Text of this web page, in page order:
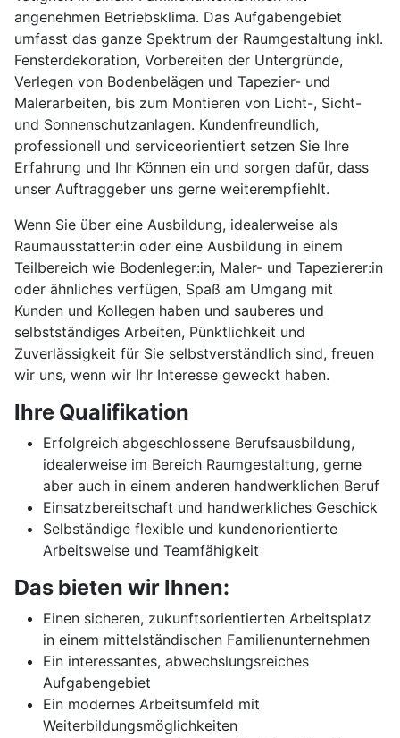
angenehmen Betriebsklima. Das Aufgabengebiet
umfasst das ganze Spektrum der Raumgestaltung inkl.
Fensterdekoration, Vorbereiten der Untergründe,
Verlegen von Bodenbelägen und Tapezier- und
Malerarbeiten, bis zum Montieren von Licht-, Sicht-
und Sonnenschutzanlagen. Kundenfreundlich,
professionell und serviceorientiert setzen Sie Ihre
Erfahrung und Ihr Können ein und sorgen dafür, dass
unser Auftraggeber uns gerne weiterempfiehlt.
Wenn Sie über eine Ausbildung, idealerweise als
Raumausstatter:in oder eine Ausbildung in einem
Teilbereich wie Bodenleger:in, Maler- und Tapezierer:in
oder ähnliches verfügen, Spaß am Umgang mit
Kunden und Kollegen haben und sauberes und
selbstständiges Arbeiten, Pünktlichkeit und
Zuverlässigkeit für Sie selbstverständlich sind, freuen
wir uns, wenn wir Ihr Interesse geweckt haben.
Ihre Qualifikation
Erfolgreich abgeschlossene Berufsausbildung,
idealerweise im Bereich Raumgestaltung, gerne
aber auch in einem anderen handwerklichen Beruf
Einsatzbereitschaft und handwerkliches Geschick
Selbständige flexible und kundenorientierte
Arbeitsweise und Teamfähigkeit
Das bieten wir Ihnen:
Einen sicheren, zukunftsorientierten Arbeitsplatz
in einem mittelständischen Familienunternehmen
Ein interessantes, abwechslungsreiches
Aufgabengebiet
Ein modernes Arbeitsumfeld mit
Weiterbildungsmöglichkeiten